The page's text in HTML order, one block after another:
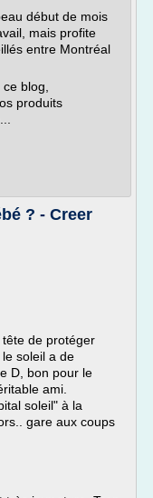
début de mois
mais profite
entre Montréal
blog,
produits
? - Creer
de protéger
soleil a de
D, bon pour le
ami.
soleil" à la
gare aux coups